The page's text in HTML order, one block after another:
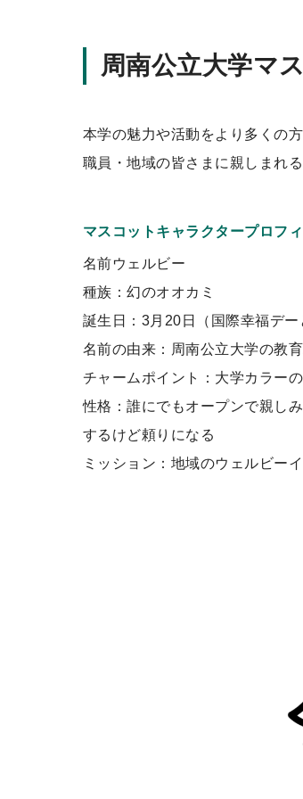
周南公立大学マ
本学の魅力や活動をより多くの
職員・地域の皆さまに親しまれ
マスコットキャラクタープロフ
名前ウェルビー
種族：幻のオオカミ
誕生日：3月20日（国際幸福デー
名前の由来：周南公立大学の教
チャームポイント：大学カラー
性格：誰にでもオープンで親し
するけど頼りになる
ミッション：地域のウェルビー